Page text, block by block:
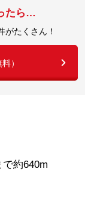
たら…
がたくさん！
）
約640m